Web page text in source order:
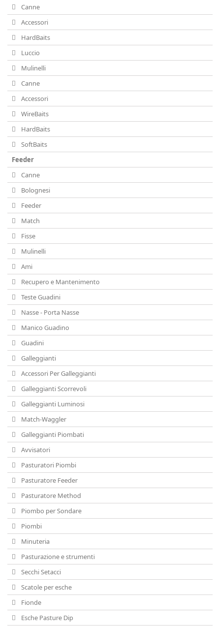
Canne
Accessori
HardBaits
Luccio
Mulinelli
Canne
Accessori
WireBaits
HardBaits
SoftBaits
Feeder
Canne
Bolognesi
Feeder
Match
Fisse
Mulinelli
Ami
Recupero e Mantenimento
Teste Guadini
Nasse - Porta Nasse
Manico Guadino
Guadini
Galleggianti
Accessori Per Galleggianti
Galleggianti Scorrevoli
Galleggianti Luminosi
Match-Waggler
Galleggianti Piombati
Avvisatori
Pasturatori Piombi
Pasturatore Feeder
Pasturatore Method
Piombo per Sondare
Piombi
Minuteria
Pasturazione e strumenti
Secchi Setacci
Scatole per esche
Fionde
Esche Pasture Dip